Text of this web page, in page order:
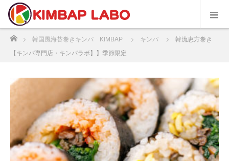
ホーム
韓国風海苔巻きキンパ KIMBAP キンパ
韓流恵方巻き
【キンパ専門店・キンパラボ】】季節限定